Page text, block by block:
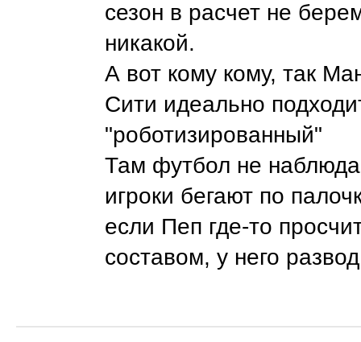
сезон в расчет не
никакой.
А вот кому кому, так
Сити идеально
"роботизированный"
Там футбол не
игроки бегают по
если Пеп где-то
составом, у него